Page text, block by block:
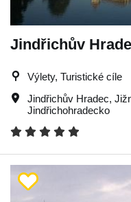
Jindřichův
Výlety, Turistické cíle
Jindřichův Hradec,
Jindřichohradecko